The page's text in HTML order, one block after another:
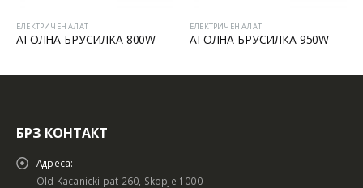
ЕЛЕКТРИЧЕН АЛАТ
АГОЛНА БРУСИЛКА 800W
ЕЛЕКТРИЧЕН АЛАТ
АГОЛНА БРУСИЛКА 950W
БРЗ КОНТАКТ
Адреса:
Old Kacanicki pat 260, Skopje 1000